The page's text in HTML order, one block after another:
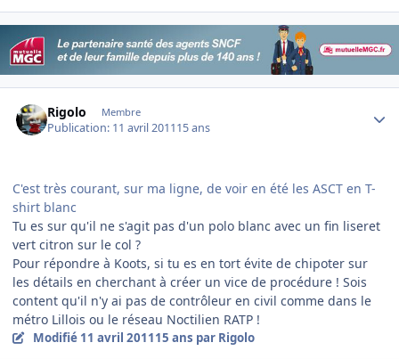
Rigolo Membre
Publication: 11 avril 201115 ans
C'est très courant, sur ma ligne, de voir en été les ASCT en T-
shirt blanc
Tu es sur qu'il ne s'agit pas d'un polo blanc avec un fin liseret
vert citron sur le col ?
Pour répondre à Koots, si tu es en tort évite de chipoter sur
les détails en cherchant à créer un vice de procédure ! Sois
content qu'il n'y ai pas de contrôleur en civil comme dans le
métro Lillois ou le réseau Noctilien RATP !
Modifié 11 avril 201115 ans par Rigolo